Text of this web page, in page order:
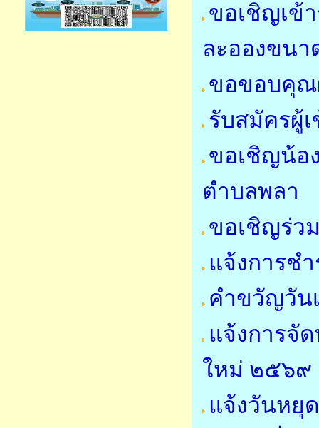
ขอเชิญเข้
ละอองขนา
ขอขอบคุณ
รับสมัครผู้
ขอเชิญน้อ
ตำบลพลา
ขอเชิญร่ว
แจ้งการช
คำขวัญวัน
แจ้งการจั
ใหม่ ๒๕๖๙
แจ้งวันหยุ